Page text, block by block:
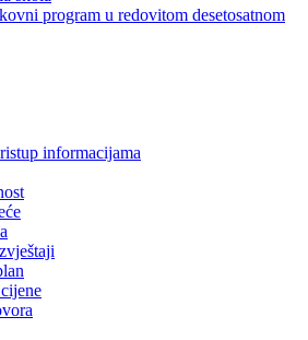
program u redovitom desetosatnom
informacijama